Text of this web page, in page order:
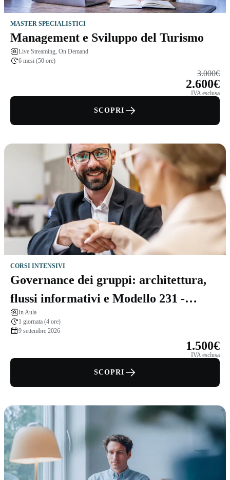
MASTER SPECIALISTICI
Management e Sviluppo del Turismo
Live Streaming, On Demand
6 mesi (50 ore)
3.000€
2.600€
IVA esclusa
SCOPRI
CORSI INTENSIVI
Governance dei gruppi: architettura,
flussi informativi e Modello 231 -
Board Member Catch-up
In Aula
1 giornata (4 ore)
9 settembre 2026
1.500€
IVA esclusa
SCOPRI